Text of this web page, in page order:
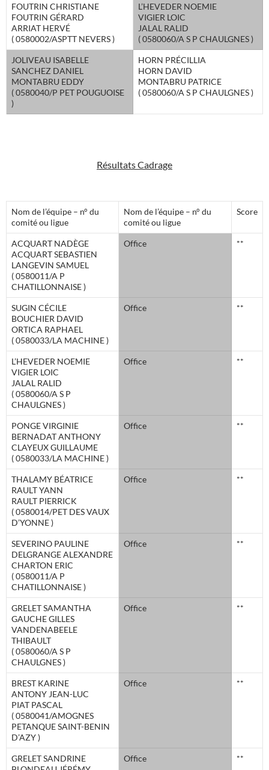
FOUTRIN CHRISTIANE
FOUTRIN GÉRARD
ARRIAT HERVÉ
( 0580002/ASPTT NEVERS )
L’HEVEDER NOEMIE
VIGIER LOIC
JALAL RALID
( 0580060/A S P CHAULGNES )
JOLIVEAU ISABELLE
SANCHEZ DANIEL
MONTABRU EDDY
( 0580040/P PET POUGUOISE
)
HORN PRÉCILLIA
HORN DAVID
MONTABRU PATRICE
( 0580060/A S P CHAULGNES )
Résultats Cadrage
Nom de l’équipe – n° du
comité ou ligue
Nom de l’équipe – n° du
comité ou ligue
Score
ACQUART NADÈGE
ACQUART SEBASTIEN
LANGEVIN SAMUEL
( 0580011/A P
CHATILLONNAISE )
Office **
SUGIN CÉCILE
BOUCHIER DAVID
ORTICA RAPHAEL
( 0580033/LA MACHINE )
Office **
L’HEVEDER NOEMIE
VIGIER LOIC
JALAL RALID
( 0580060/A S P
CHAULGNES )
Office **
PONGE VIRGINIE
BERNADAT ANTHONY
CLAYEUX GUILLAUME
( 0580033/LA MACHINE )
Office **
THALAMY BÉATRICE
RAULT YANN
RAULT PIERRICK
( 0580014/PET DES VAUX
D’YONNE )
Office **
SEVERINO PAULINE
DELGRANGE ALEXANDRE
CHARTON ERIC
( 0580011/A P
CHATILLONNAISE )
Office **
GRELET SAMANTHA
GAUCHE GILLES
VANDENABEELE
THIBAULT
( 0580060/A S P
CHAULGNES )
Office **
BREST KARINE
ANTONY JEAN-LUC
PIAT PASCAL
( 0580041/AMOGNES
PETANQUE SAINT-BENIN
D’AZY )
Office **
GRELET SANDRINE
Office **